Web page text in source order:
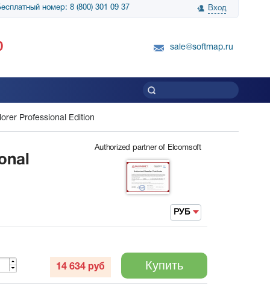
номер: 8 (800) 301 09 37 Вход
SnapGene...
благодарность SoftMap за помощь в
sale@softmap.ru
Professional Edition
Authorized partner of Elcomsoft
РУБ
14 634 руб Купить